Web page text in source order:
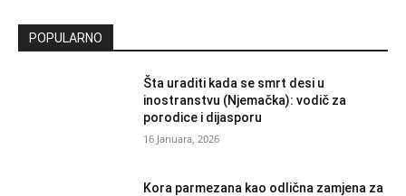
POPULARNO
Šta uraditi kada se smrt desi u
inostranstvu (Njemačka): vodič za
porodice i dijasporu
16 Januara, 2026
Kora parmezana kao odlična zamjena za